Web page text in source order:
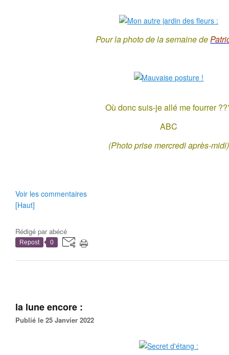
Pour la photo de la semaine de
Où donc suis-je allé me fourrer
ABC
(Photo prise mercredi après-midi)
Voir les commentaires
[Haut]
Rédigé parabécé
Repost 0
la lune encore :
Publié le 25 Janvier 2022